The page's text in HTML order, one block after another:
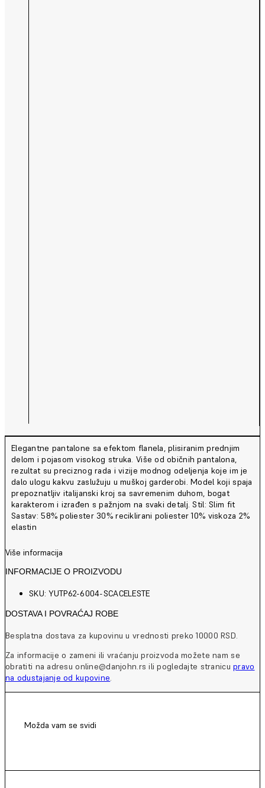
Elegantne pantalone sa efektom flanela, plisiranim prednjim
delom i pojasom visokog struka. Više od običnih pantalona,
rezultat su preciznog rada i vizije modnog odeljenja koje im je
dalo ulogu kakvu zaslužuju u muškoj garderobi. Model koji spaja
prepoznatljiv italijanski kroj sa savremenim duhom, bogat
karakterom i izrađen s pažnjom na svaki detalj. Stil: Slim fit
Sastav: 58% poliester 30% reciklirani poliester 10% viskoza 2%
elastin
Više informacija
INFORMACIJE O PROIZVODU
SKU: YUTP62-6004-SCACELESTE
DOSTAVA I POVRAĆAJ ROBE
Besplatna dostava za kupovinu u vrednosti preko 10000 RSD.
Za informacije o zameni ili vraćanju proizvoda možete nam se
obratiti na adresu online@danjohn.rs ili pogledajte stranicupravo
na odustajanje od kupovine.
Možda vam se svidi